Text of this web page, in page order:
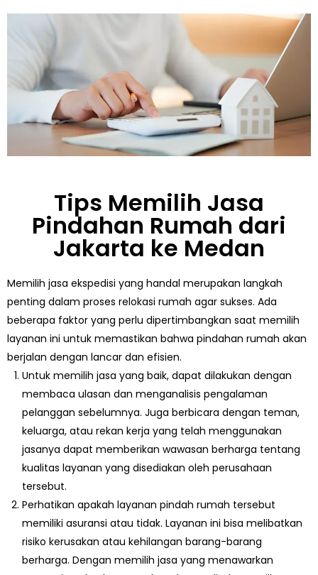
Tips Memilih Jasa
Pindahan Rumah dari
Jakarta ke Medan
Memilih jasa ekspedisi yang handal merupakan langkah
penting dalam proses relokasi rumah agar sukses. Ada
beberapa faktor yang perlu dipertimbangkan saat memilih
layanan ini untuk memastikan bahwa pindahan rumah akan
berjalan dengan lancar dan efisien.
Untuk memilih jasa yang baik, dapat dilakukan dengan
membaca ulasan dan menganalisis pengalaman
pelanggan sebelumnya. Juga berbicara dengan teman,
keluarga, atau rekan kerja yang telah menggunakan
jasanya dapat memberikan wawasan berharga tentang
kualitas layanan yang disediakan oleh perusahaan
tersebut.
Perhatikan apakah layanan pindah rumah tersebut
memiliki asuransi atau tidak. Layanan ini bisa melibatkan
risiko kerusakan atau kehilangan barang-barang
berharga. Dengan memilih jasa yang menawarkan